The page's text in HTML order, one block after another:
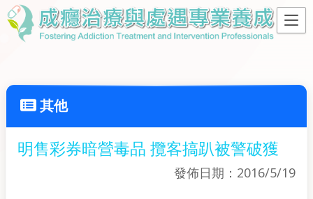
其他
明售彩券暗營毒品 攬客搞趴被警破獲
發佈日期：2016/5/19